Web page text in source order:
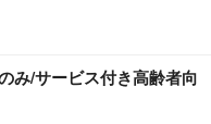
み/サービス付き高齢者向